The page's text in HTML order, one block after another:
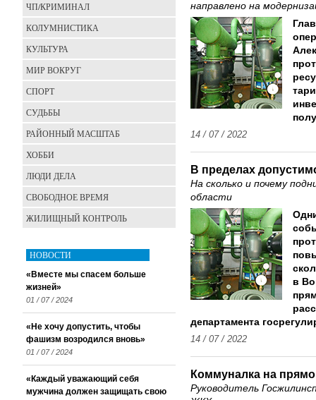
направлено на
14 / 07 / 2022
В пределах
На сколько и почему
области
в
департамента
14 / 07 / 2022
Коммуналка на
Руководитель
ЧП/КРИМИНАЛ
КОЛУМНИСТИКА
КУЛЬТУРА
МИР ВОКРУГ
СПОРТ
СУДЬБЫ
РАЙОННЫЙ МАСШТАБ
ХОББИ
ЛЮДИ ДЕЛА
СВОБОДНОЕ ВРЕМЯ
ЖИЛИЩНЫЙ КОНТРОЛЬ
НОВОСТИ
«Вместе мы спасем больше
жизней»
01 / 07 / 2024
«Не хочу допустить, чтобы
фашизм возродился вновь»
01 / 07 / 2024
«Каждый уважающий себя
мужчина должен защищать свою